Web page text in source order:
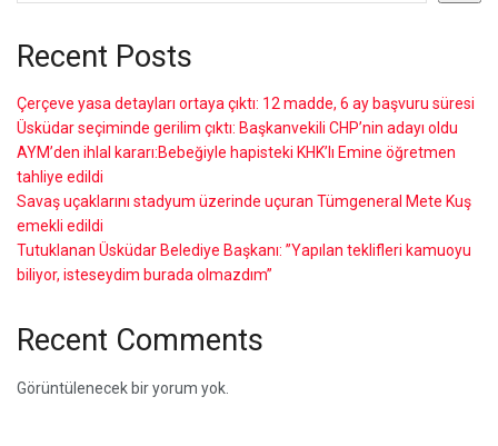
Recent Posts
Çerçeve yasa detayları ortaya çıktı: 12 madde, 6 ay başvuru süresi
Üsküdar seçiminde gerilim çıktı: Başkanvekili CHP’nin adayı oldu
AYM’den ihlal kararı:Bebeğiyle hapisteki KHK’lı Emine öğretmen
tahliye edildi
Savaş uçaklarını stadyum üzerinde uçuran Tümgeneral Mete Kuş
emekli edildi
Tutuklanan Üsküdar Belediye Başkanı: ”Yapılan teklifleri kamuoyu
biliyor, isteseydim burada olmazdım”
Recent Comments
Görüntülenecek bir yorum yok.